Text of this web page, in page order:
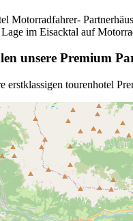
Motorradfahrer-
im Eisacktal auf
unsere Premium
erstklassigen tourenhotel